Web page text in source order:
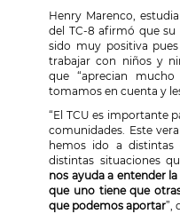
Henry Marenco,
del TC-8 afirmó que su
sido muy positiva
trabajar con niños y
que “aprecian
tomamos en cuenta y
“El TCU es importante
comunidades. Este
hemos ido a distintas
distintas situaciones
nos ayuda a entender
que uno tiene que
que podemos aportar”,